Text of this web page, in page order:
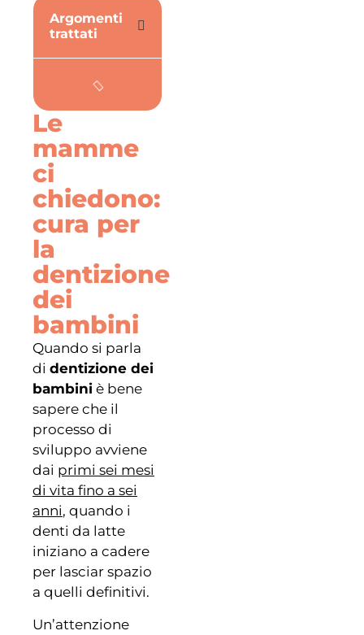
Argomenti
trattati
Le
mamme
ci
chiedono:
cura per
la
dentizione
dei
bambini
Quando si parla
di dentizione dei
bambini è bene
sapere che il
processo di
sviluppo avviene
dai primi sei mesi
di vita fino a sei
anni, quando i
denti da latte
iniziano a cadere
per lasciar spazio
a quelli definitivi.
Un’attenzione